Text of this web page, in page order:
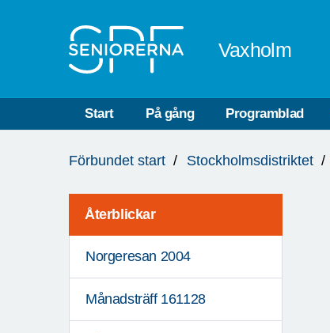
Vaxholm
Start På gång Programblad
är
Förbundet start Stockholmsdistriktet
Återblickar
Norgeresan 2004
Månadsträff 161128